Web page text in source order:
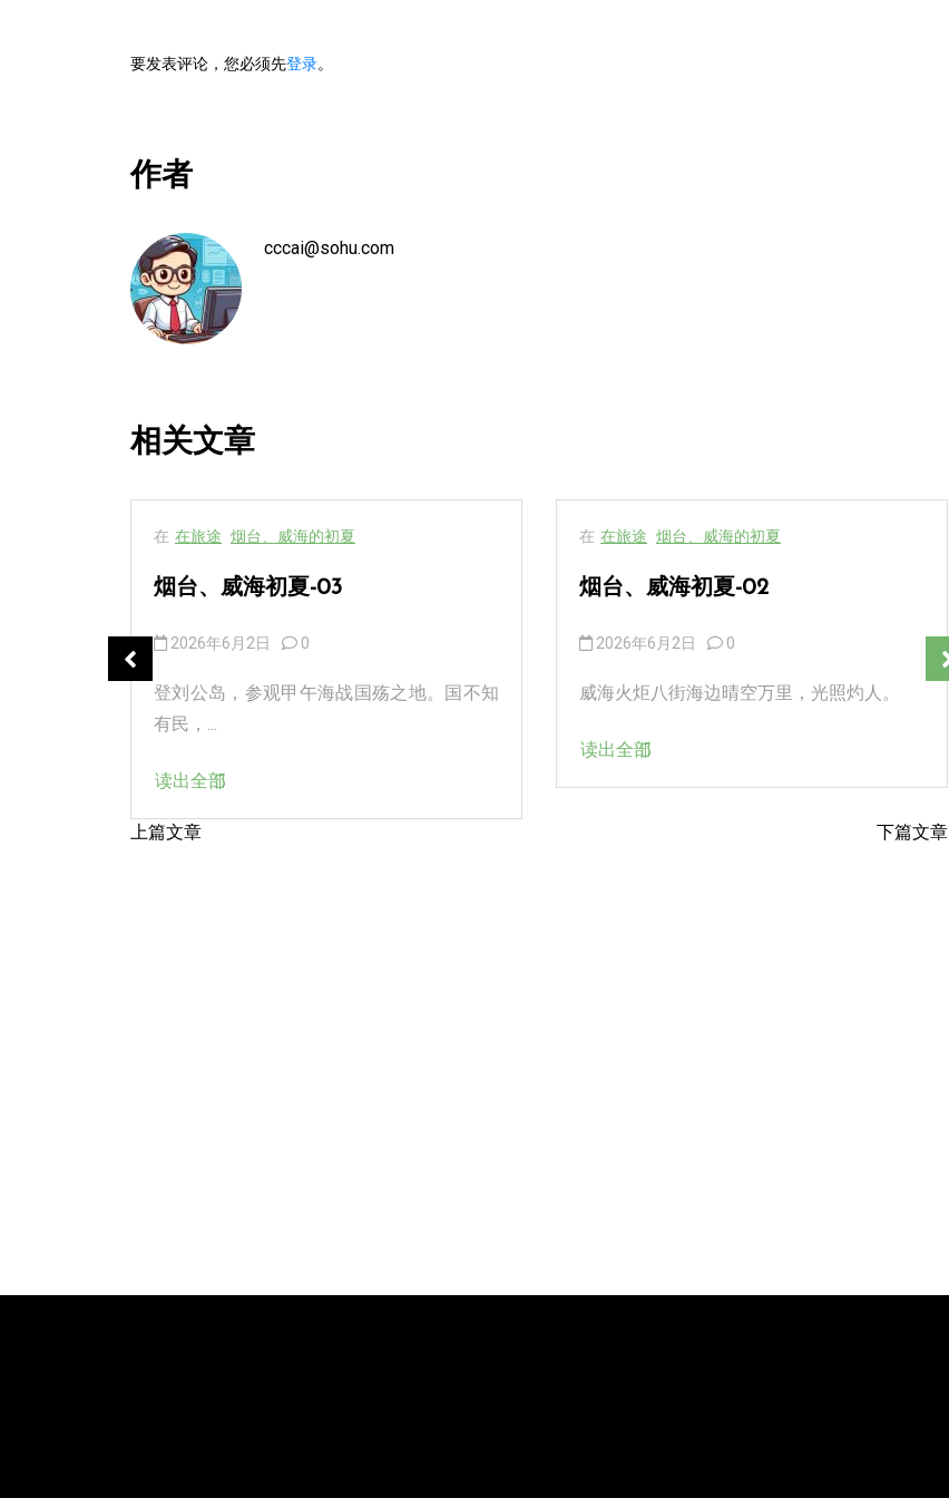
要发表评论，您必须先登录。
作者
cccai@sohu.com
相关文章
在 在旅途 烟台、威海的初夏
烟台、威海初夏-03
2026年6月2日 0
登刘公岛，参观甲午海战国殇之地。国不知
有民，...
读出全部
在 在旅途 烟台、威海的初夏
烟台、威海初夏-02
2026年6月2日 0
威海火炬八街海边晴空万里，光照灼人。
读出全部
文
上篇文章 下篇文章